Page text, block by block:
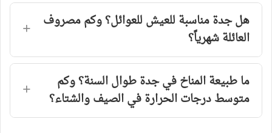
هل جدة مناسبة للعيش للعوائل؟ وكم مصروف
العائلة شهرياً؟
ما طبيعة المناخ في جدة طوال السنة؟ وكم
متوسط درجات الحرارة في الصيف والشتاء؟